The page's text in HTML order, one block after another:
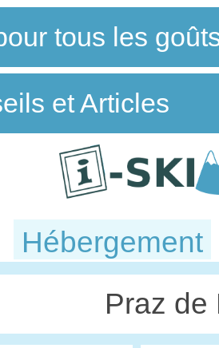
Hébergement
Praz de
tous les
et Articles